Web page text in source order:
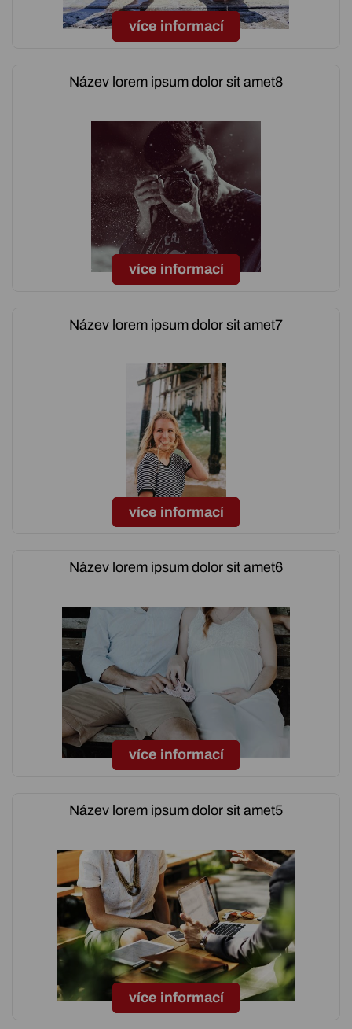
více informací
Název lorem ipsum dolor sit amet8
více informací
Název lorem ipsum dolor sit amet7
více informací
Název lorem ipsum dolor sit amet6
více informací
Název lorem ipsum dolor sit amet5
více informací